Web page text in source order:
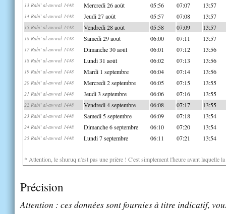
13 Rabi' al-awwal 1448 Mercredi 26 août 05:56 07:07 13:57
14 Rabi' al-awwal 1448 Jeudi 27 août 05:57 07:08 13:57
15 Rabi' al-awwal 1448 Vendredi 28 août 05:58 07:09 13:57
16 Rabi' al-awwal 1448 Samedi 29 août 06:00 07:11 13:57
17 Rabi' al-awwal 1448 Dimanche 30 août 06:01 07:12 13:56
18 Rabi' al-awwal 1448 Lundi 31 août 06:02 07:13 13:56
19 Rabi' al-awwal 1448 Mardi 1 septembre 06:04 07:14 13:56
20 Rabi' al-awwal 1448 Mercredi 2 septembre 06:05 07:15 13:55
21 Rabi' al-awwal 1448 Jeudi 3 septembre 06:06 07:16 13:55
22 Rabi' al-awwal 1448 Vendredi 4 septembre 06:08 07:17 13:55
23 Rabi' al-awwal 1448 Samedi 5 septembre 06:09 07:18 13:54
24 Rabi' al-awwal 1448 Dimanche 6 septembre 06:10 07:20 13:54
25 Rabi' al-awwal 1448 Lundi 7 septembre 06:11 07:21 13:54
* Attention, le shuruq n'est pas une prière ! C'est simplement l'heure avant laquelle
Précision
Attention : ces données sont fournies à titre indicatif,